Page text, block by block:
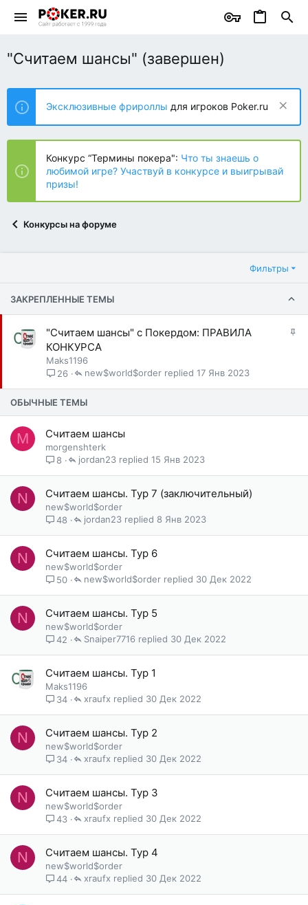
"Считаем шансы" (завершен)
Эксклюзивные фрироллы для игроков Poker.ru
Конкурс “Термины покера": Что ты знаешь о
любимой игре? Участвуй в конкурсе и выигрывай
призы!
Конкурсы на форуме
Фильтры
ЗАКРЕПЛЕННЫЕ ТЕМЫ
"Считаем шансы" с Покердом: ПРАВИЛА
КОНКУРСА
Maks1196
26
17 Янв 2023
new$world$order
ОБЫЧНЫЕ ТЕМЫ
M Считаем шансы
morgenshterk
8
15 Янв 2023
jordan23
N Считаем шансы. Тур 7 (заключительный)
new$world$order
48
8 Янв 2023
jordan23
N Считаем шансы. Тур 6
new$world$order
50
30 Дек 2022
new$world$order
N Считаем шансы. Тур 5
new$world$order
42
30 Дек 2022
Snaiper7716
Считаем шансы. Тур 1
Maks1196
34
30 Дек 2022
xraufx
N Считаем шансы. Тур 2
new$world$order
34
30 Дек 2022
xraufx
N Считаем шансы. Тур 3
new$world$order
43
30 Дек 2022
xraufx
N Считаем шансы. Тур 4
new$world$order
44
30 Дек 2022
xraufx